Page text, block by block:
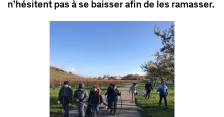
n’hésitent pas à se baisser afin de les ramasser.